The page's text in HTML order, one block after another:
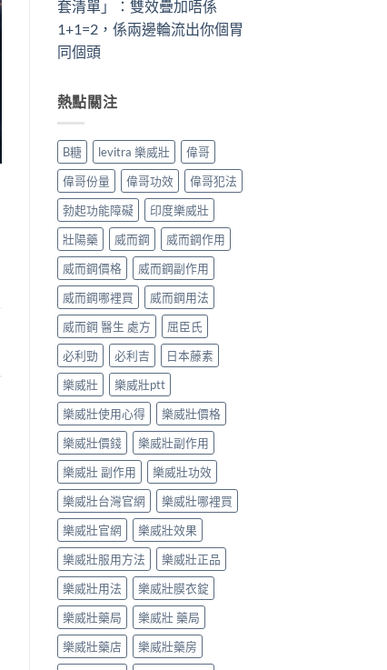
套清單」：雙效疊加唔係
1+1=2，係兩邊輪流出你個胃
同個頭
熱點關注
B糖 levitra 樂威壯
偉哥
偉哥份量
偉哥功效
偉哥犯法
勃起功能障礙
印度樂威壯
壯陽藥
威而鋼
威而鋼作用
威而鋼價格
威而鋼副作用
威而鋼哪裡買
威而鋼用法
威而鋼 醫生 處方
屈臣氏
必利勁
必利吉
日本藤素
樂威壯
樂威壯ptt
樂威壯使用心得
樂威壯價格
樂威壯價錢
樂威壯副作用
樂威壯 副作用
樂威壯功效
樂威壯台灣官網
樂威壯哪裡買
樂威壯官網
樂威壯效果
樂威壯服用方法
樂威壯正品
樂威壯用法
樂威壯膜衣錠
樂威壯藥局
樂威壯 藥局
樂威壯藥店
樂威壯藥房